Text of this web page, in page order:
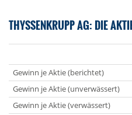
THYSSENKRUPP AG: DIE
Gewinn je Aktie (berichtet)
Gewinn je Aktie (unverwässert)
Gewinn je Aktie (verwässert)